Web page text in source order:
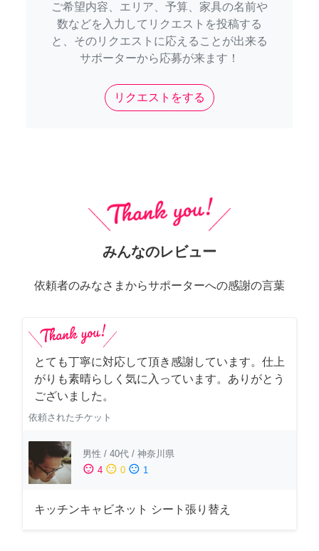
ご希望内容、エリア、予算、家具の名前や
数などを入力してリクエストを投稿する
と、そのリクエストに応えることが出来る
サポーターから応募が来ます！
リクエストをする
みんなのレビュー
依頼者のみなさまからサポーターへの感謝の言葉
とても丁寧に対応して頂き感謝しています。仕上
がりも素晴らしく気に入っています。ありがとう
ございました。
依頼されたチケット
男性 / 40代 / 神奈川県
sentiment_satisfied 4 sentiment_neutral 0 sentiment_dissatisfied 1
キッチンキャビネット シート張り替え